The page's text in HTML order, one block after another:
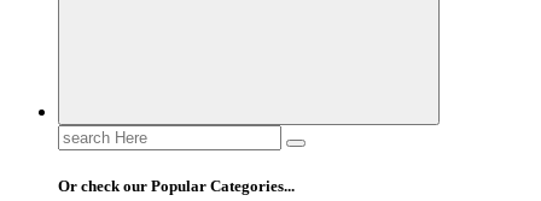
Search
for:
Or check our Popular Categories...